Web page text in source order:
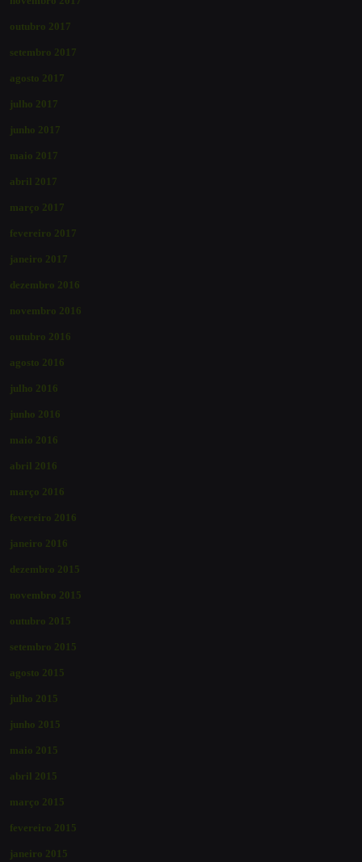
outubro 2017
setembro 2017
agosto 2017
julho 2017
junho 2017
maio 2017
abril 2017
março 2017
fevereiro 2017
janeiro 2017
dezembro 2016
novembro 2016
outubro 2016
agosto 2016
julho 2016
junho 2016
maio 2016
abril 2016
março 2016
fevereiro 2016
janeiro 2016
dezembro 2015
novembro 2015
outubro 2015
setembro 2015
agosto 2015
julho 2015
junho 2015
maio 2015
abril 2015
março 2015
fevereiro 2015
janeiro 2015